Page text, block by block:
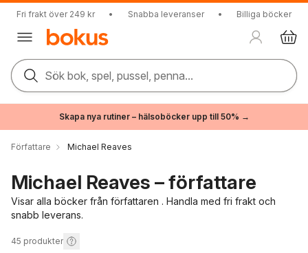
Fri frakt över 249 kr • Snabba leveranser • Billiga böcker
Sök bok, spel, pussel, penna...
Skapa nya rutiner – hälsoböcker upp till 50% →
Författare Michael Reaves
Michael Reaves – författare
Visar alla böcker från författaren . Handla med fri frakt och
snabb leverans.
45 produkter